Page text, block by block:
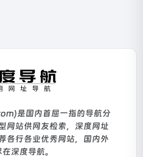
是国内首屈一指的导航分
网站供网友检索，深度网址
各行各业优秀网站，国内外
深度导航。